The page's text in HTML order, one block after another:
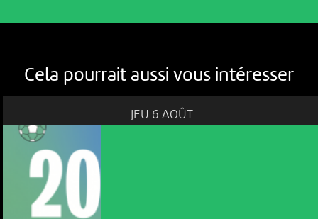
Cela pourrait aussi vous intéresser
JEU 6 AOÛT